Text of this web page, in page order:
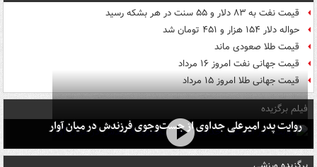
قیمت نفت به ۸۳ دلار و ۵۵ سنت در هر بشکه رسید
حواله دلار ۱۵۴ هزار و ۴۵۱ تومان شد
قیمت طلا صعودی ماند
قیمت جهانی نفت امروز ۱۶ مرداد
قیمت جهانی طلا امروز ۱۵ مرداد
فیلم برگزیده
روایت پدر امیرعلی جداوی از جست‌وجوی فرزندش در میان آوار